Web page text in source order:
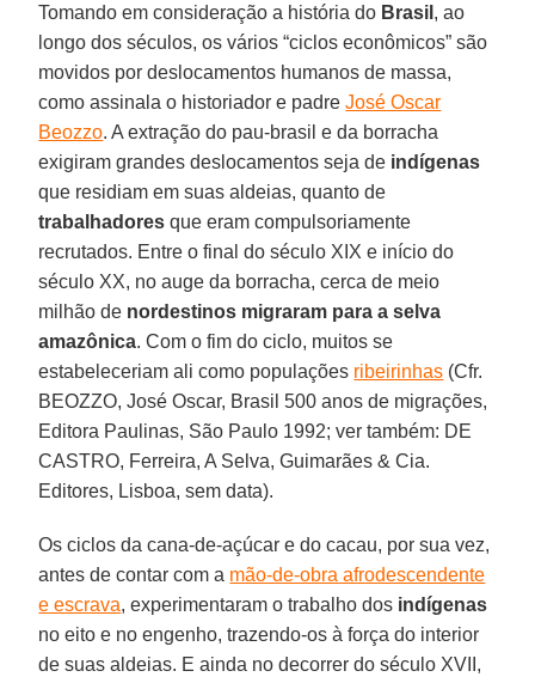
Tomando em consideração a história do Brasil , ao
longo dos séculos, os vários “ciclos econômicos” são
movidos por deslocamentos humanos de massa,
como assinala o historiador e padreJosé Oscar
Beozzo. A extração do pau-brasil e da borracha
exigiram grandes deslocamentos seja de indígenas
que residiam em suas aldeias, quanto de
trabalhadores que eram compulsoriamente
recrutados. Entre o final do século XIX e início do
século XX, no auge da borracha, cerca de meio
milhão de nordestinos migraram para a selva
amazônica. Com o fim do ciclo, muitos se
estabeleceriam ali como populações ribeirinhas (Cfr.
BEOZZO, José Oscar, Brasil 500 anos de migrações,
Editora Paulinas, São Paulo 1992; ver também: DE
CASTRO, Ferreira, A Selva, Guimarães & Cia.
Editores, Lisboa, sem data).
Os ciclos da cana-de-açúcar e do cacau, por sua vez,
antes de contar com a mão-de-obra afrodescendente
e escrava, experimentaram o trabalho dos indígenas
no eito e no engenho, trazendo-os à força do interior
de suas aldeias. E ainda no decorrer do século XVII,